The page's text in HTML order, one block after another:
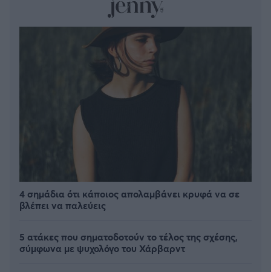
4 σημάδια ότι κάποιος απολαμβάνει κρυφά να σε
βλέπει να παλεύεις
5 ατάκες που σηματοδοτούν το τέλος της σχέσης,
σύμφωνα με ψυχολόγο του Χάρβαρντ